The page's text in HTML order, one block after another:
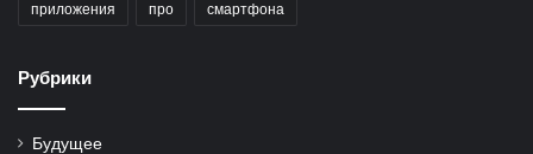
приложения про смартфона
Рубрики
Будущее